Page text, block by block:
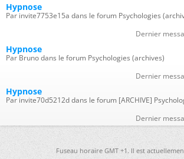
Hypnose
Par invite7753e15a dans le forum Psychologies
Dernier
Hypnose
Par Bruno dans le forum Psychologies (archives)
Dernier
Hypnose
Par invite70d5212d dans le forum [ARCHIVE]
Dernier
Fuseau horaire GMT +1. Il est